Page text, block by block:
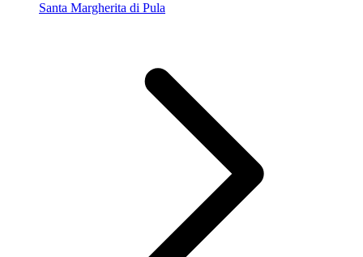
Santa Margherita di Pula